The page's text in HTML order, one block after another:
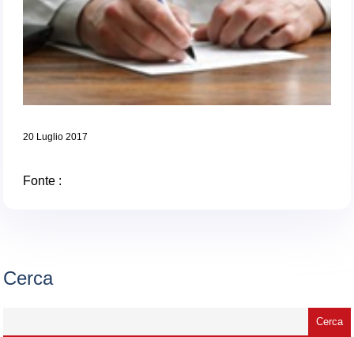
20 Luglio 2017
Fonte :
Cerca